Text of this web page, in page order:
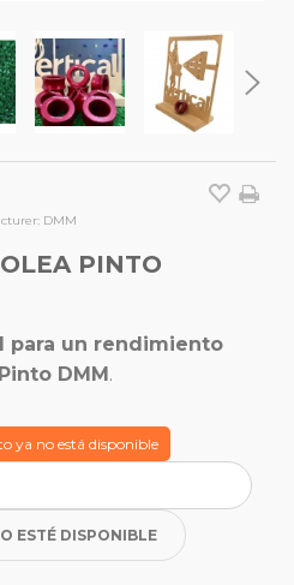
DMM
PINTO
para un rendimiento
DMM .
ya no está disponible
ESTÉ DISPONIBLE